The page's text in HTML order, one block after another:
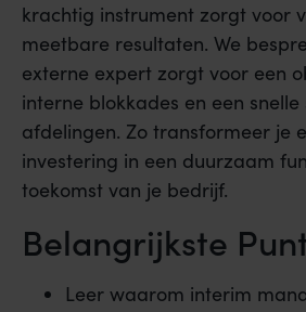
krachtig instrument zorgt voor
meetbare resultaten. We
externe expert zorgt voor een
interne blokkades en een
afdelingen. Zo transformeer je
investering in een duurzaam
toekomst van je bedrijf.
Belangrijkste
Leer waarom interim